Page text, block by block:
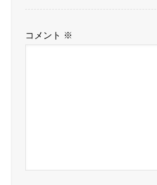
コメント ※